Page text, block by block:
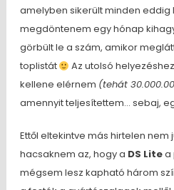
amelyben sikerült minden
megdöntenem egy hónap
görbült le a szám, amikor
toplistát
Az utolsó
kellene elérnem (tehát
amennyit teljesítettem… sebaj,
Ettől eltekintve más hirtelen nem
hacsaknem az, hogy a DS Litea
mégsem lesz kapható három